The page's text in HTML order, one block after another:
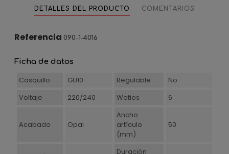
DETALLES DEL PRODUCTO COMENTARIOS
Referencia 090-1-4016
Ficha de datos
Casquillo GU10 Regulable
No
Voltaje
220/240 Watios 6
Acabado Opal
Ancho
artículo
(mm)
50
Duración